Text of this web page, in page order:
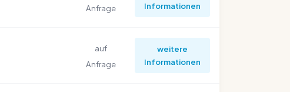
Anfrage
Informationen
auf
Anfrage
weitere
Informationen